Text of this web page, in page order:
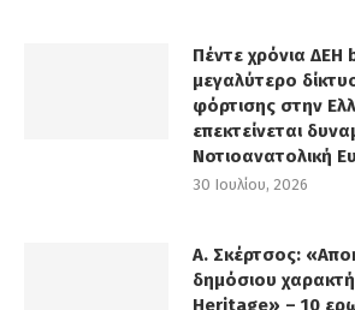
Πέντε χρόνια ΔΕΗ
μεγαλύτερο
φόρτισης στην
επεκτείνεται
Νοτιοανατολική
30 Ιουλίου, 2026
Α. Σκέρτσος:
δημόσιου
Heritage» – 10